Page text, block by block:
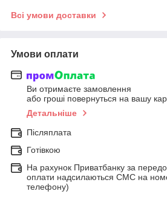
Всі умови доставки
Умови оплати
Ви отримаєте замовлення
або гроші повернуться на вашу
Детальніше
Післяплата
Готівкою
На рахунок Приватбанку за
оплати надсилаються СМС на
телефону)